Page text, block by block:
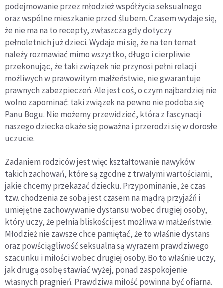
podejmowanie przez młodzież współżycia seksualnego
oraz wspólne mieszkanie przed ślubem. Czasem wydaje się,
że nie ma na to recepty, zwłaszcza gdy dotyczy
pełnoletnich już dzieci. Wydaje mi się, że na ten temat
należy rozmawiać mimo wszystko, długo i cierpliwie
przekonując, że taki związek nie przynosi pełni relacji
możliwych w prawowitym małżeństwie, nie gwarantuje
prawnych zabezpieczeń. Ale jest coś, o czym najbardziej nie
wolno zapominać: taki związek na pewno nie podoba się
Panu Bogu. Nie możemy przewidzieć, która z fascynacji
naszego dziecka okaże się poważna i przerodzi się w dorosłe
uczucie.
Zadaniem rodziców jest więc kształtowanie nawyków
takich zachowań, które są zgodne z trwałymi wartościami,
jakie chcemy przekazać dziecku. Przypominanie, że czas
tzw. chodzenia ze sobą jest czasem na mądrą przyjaźń i
umiejętne zachowywanie dystansu wobec drugiej osoby,
który uczy, że pełnia bliskości jest możliwa w małżeństwie.
Młodzież nie zawsze chce pamiętać, że to właśnie dystans
oraz powściągliwość seksualna są wyrazem prawdziwego
szacunku i miłości wobec drugiej osoby. Bo to właśnie uczy,
jak drugą osobę stawiać wyżej, ponad zaspokojenie
własnych pragnień. Prawdziwa miłość powinna być ofiarna.